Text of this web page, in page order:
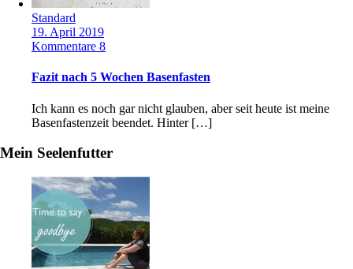
Standard
19. April 2019
Kommentare 8
Fazit nach 5 Wochen Basenfasten
Ich kann es noch gar nicht glauben, aber seit heute ist meine
Basenfastenzeit beendet. Hinter […]
Mein Seelenfutter